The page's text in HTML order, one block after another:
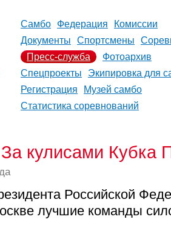
Самбо Федерация
Комиссии
Документы
Спортсмены
Пресс-служба
Фотоархив
Спецпроекты
Экипировка для
Регистрация
Музей самбо
Статистика соревнований
кулисами Кубка
Российской
лучшие команды